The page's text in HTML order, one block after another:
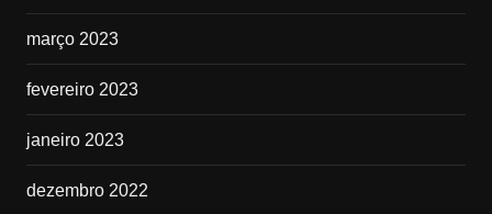
março 2023
fevereiro 2023
janeiro 2023
dezembro 2022